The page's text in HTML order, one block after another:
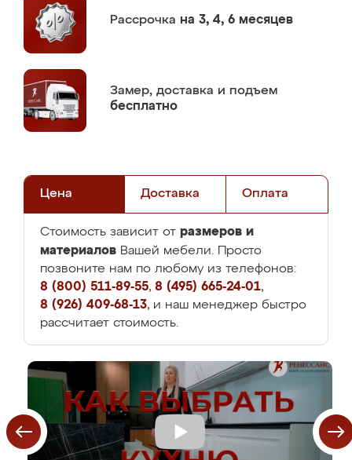
Рассрочка на 3, 4, 6 месяцев
Замер, доставка и подъем
бесплатно
Цена Доставка Оплата
Стоимость зависит от размеров и
материалов Вашей мебели. Просто
позвоните нам по любому из телефонов:
8 (800) 511-89-55, 8 (495) 665-24-01,
8 (926) 409-68-13, и наш менеджер быстро
рассчитает стоимость.